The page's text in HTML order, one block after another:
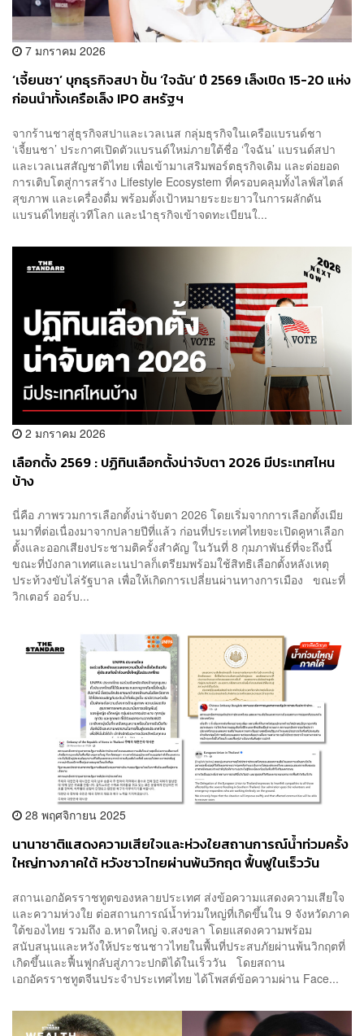
7 มกราคม 2026
‘เจี้ยนชา’ บุกธุรกิจสปา ปั้น ‘ใจฉัน’ ปี 2569 เล็งเปิด 15-20 แห่ง
ก่อนนำทั้งเครือเล็ง IPO สหรัฐฯ
จากร้านชาสู่ธุรกิจสปาและเวลเนส กลุ่มธุรกิจในเครือแบรนด์ชา
‘เจี้ยนชา’ ประกาศเปิดตัวแบรนด์ใหม่ภายใต้ชื่อ ‘ใจฉัน’ แบรนด์สปา
และเวลเนสสัญชาติไทย เพื่อเข้ามาเสริมพอร์ตธุรกิจเดิม และต่อยอด
การเติบโตสู่การสร้าง Lifestyle Ecosystem ที่ครอบคลุมทั้งไลฟ์สไตล์
สุขภาพ และเครื่องดื่ม พร้อมตั้งเป้าหมายระยะยาวในการผลักดัน
แบรนด์ไทยสู่เวทีโลก และนำธุรกิจเข้าจดทะเบียนใ...
2 มกราคม 2026
เลือกตั้ง 2569 : ปฏิทินเลือกตั้งน่าจับตา 2026 มีประเทศไหน
บ้าง
นี่คือ ภาพรวมการเลือกตั้งน่าจับตา 2026 โดยเริ่มจากการเลือกตั้งเมีย
นมาที่ต่อเนื่องมาจากปลายปีที่แล้ว ก่อนที่ประเทศไทยจะเปิดคูหาเลือก
ตั้งและออกเสียงประชามติครั้งสำคัญ ในวันที่ 8 กุมภาพันธ์ที่จะถึงนี้
ขณะที่บังกลาเทศและเนปาลก็เตรียมพร้อมใช้สิทธิเลือกตั้งหลังเหตุ
ประท้วงขับไล่รัฐบาล เพื่อให้เกิดการเปลี่ยนผ่านทางการเมือง ขณะที่
วิกเตอร์ ออร์บ...
28 พฤศจิกายน 2025
นานาชาติแสดงความเสียใจและห่วงใยสถานการณ์น้ำท่วมครั้ง
ใหญ่ทางภาคใต้ หวังชาวไทยผ่านพ้นวิกฤต ฟื้นฟูในเร็ววัน
สถานเอกอัครราชทูตของหลายประเทศ ส่งข้อความแสดงความเสียใจ
และความห่วงใย ต่อสถานการณ์น้ำท่วมใหญ่ที่เกิดขึ้นใน 9 จังหวัดภาค
ใต้ของไทย รวมถึง อ.หาดใหญ่ จ.สงขลา โดยแสดงความพร้อม
สนับสนุนและหวังให้ประชนชาวไทยในพื้นที่ประสบภัยผ่านพ้นวิกฤตที่
เกิดขึ้นและฟื้นฟูกลับสู่ภาวะปกติได้ในเร็ววัน โดยสถาน
เอกอัครราชทูตจีนประจำประเทศไทย ได้โพสต์ข้อความผ่าน Face...